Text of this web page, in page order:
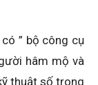
” bộ công cụ
hâm mộ và
thuật số trong